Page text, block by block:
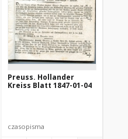
Preuss. Hollander
Kreiss Blatt 1847-01-04
czasopisma